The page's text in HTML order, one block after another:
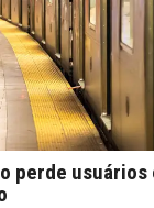
perde usuários